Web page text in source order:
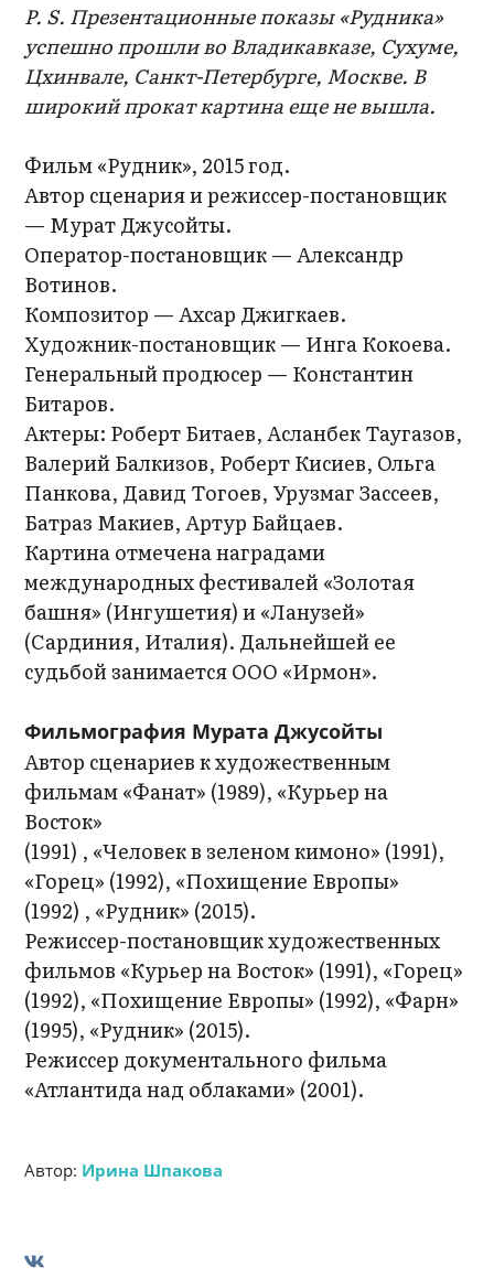
P. S. Презентационные показы «Рудника»
успешно прошли во Владикавказе, Сухуме,
Цхинвале, Санкт-Петербурге, Москве. В
широкий прокат картина еще не вышла.
Фильм «Рудник», 2015 год.
Автор сценария и режиссер-постановщик
— Мурат Джусойты.
Оператор-постановщик — Александр
Вотинов.
Композитор — Ахсар Джигкаев.
Художник-постановщик — Инга Кокоева.
Генеральный продюсер — Константин
Битаров.
Актеры: Роберт Битаев, Асланбек Таугазов,
Валерий Балкизов, Роберт Кисиев, Ольга
Панкова, Давид Тогоев, Урузмаг Зассеев,
Батраз Макиев, Артур Байцаев.
Картина отмечена наградами
международных фестивалей «Золотая
башня» (Ингушетия) и «Ланузей»
(Сардиния, Италия). Дальнейшей ее
судьбой занимается ООО «Ирмон».
Фильмография Мурата Джусойты
Автор сценариев к художественным
фильмам «Фанат» (1989), «Курьер на
Восток»
(1991) , «Человек в зеленом кимоно» (1991),
«Горец» (1992), «Похищение Европы»
(1992) , «Рудник» (2015).
Режиссер-постановщик художественных
фильмов «Курьер на Восток» (1991), «Горец»
(1992), «Похищение Европы» (1992), «Фарн»
(1995), «Рудник» (2015).
Режиссер документального фильма
«Атлантида над облаками» (2001).
Автор: Ирина Шпакова